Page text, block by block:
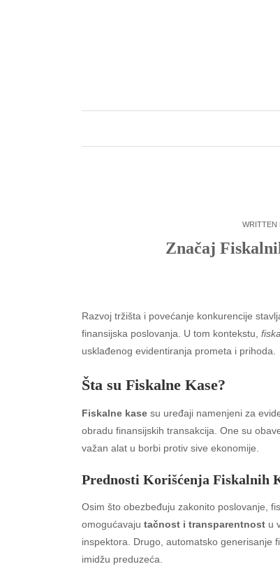
WRITTEN
Značaj
Razvoj tržišta i povećanje konkurencije
finansijska poslovanja. U tom kontekstu,
usklađenog evidentiranja prometa i prihoda.
Šta su Fiskalne Kase?
Fiskalne kase su uređaji namenjeni za
obradu finansijskih transakcija. One su
važan alat u borbi protiv sive ekonomije.
Prednosti Korišćenja Fiskalnih
Osim što obezbeđuju zakonito poslovanje,
omogućavaju tačnost i transparentnost u
inspektora. Drugo, automatsko generisanje
imidžu preduzeća.